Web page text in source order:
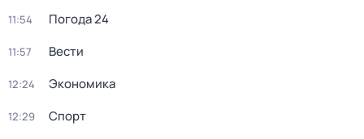
11:54 Погода 24
11:57 Вести
12:24 Экономика
12:29 Спорт